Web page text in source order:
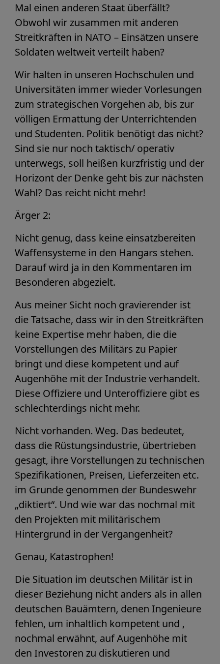
Mal einen anderen Staat überfällt?
Obwohl wir zusammen mit anderen
Streitkräften in NATO – Einsätzen unsere
Soldaten weltweit verteilt haben?
Wir halten in unseren Hochschulen und
Universitäten immer wieder Vorlesungen
zum strategischen Vorgehen ab, bis zur
völligen Ermattung der Unterrichtenden
und Studenten. Politik benötigt das nicht?
Sind sie nur noch taktisch/ operativ
unterwegs, soll heißen kurzfristig und der
Horizont der Denke geht bis zur nächsten
Wahl? Das reicht nicht mehr!
Ärger 2:
Nicht genug, dass keine einsatzbereiten
Waffensysteme in den Hangars stehen.
Darauf wird ja in den Kommentaren im
Besonderen abgezielt.
Aus meiner Sicht noch gravierender ist
die Tatsache, dass wir in den Streitkräften
keine Expertise mehr haben, die die
Vorstellungen des Militärs zu Papier
bringt und diese kompetent und auf
Augenhöhe mit der Industrie verhandelt.
Diese Offiziere und Unteroffiziere gibt es
schlechterdings nicht mehr.
Nicht vorhanden. Weg. Das bedeutet,
dass die Rüstungsindustrie, übertrieben
gesagt, ihre Vorstellungen zu technischen
Spezifikationen, Preisen, Lieferzeiten etc.
im Grunde genommen der Bundeswehr
„diktiert“. Und wie war das nochmal mit
den Projekten mit militärischem
Hintergrund in der Vergangenheit?
Genau, Katastrophen!
Die Situation im deutschen Militär ist in
dieser Beziehung nicht anders als in allen
deutschen Bauämtern, denen Ingenieure
fehlen, um inhaltlich kompetent und ,
nochmal erwähnt, auf Augenhöhe mit
den Investoren zu diskutieren und